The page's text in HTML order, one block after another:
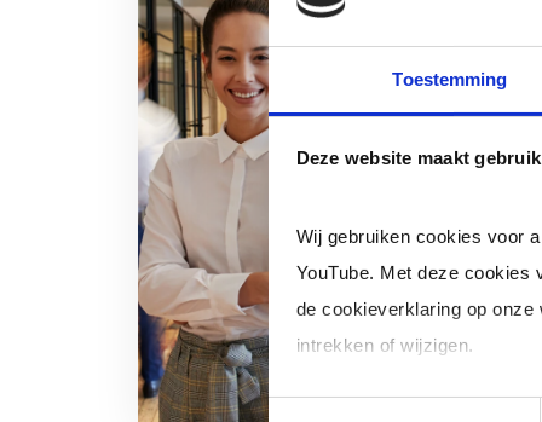
Toestemming
Deze website maakt
Wij gebruiken cookies voor
YouTube. Met deze cookies
de cookieverklaring op
intrekken of wijzigen.
Toestemmingsselectie